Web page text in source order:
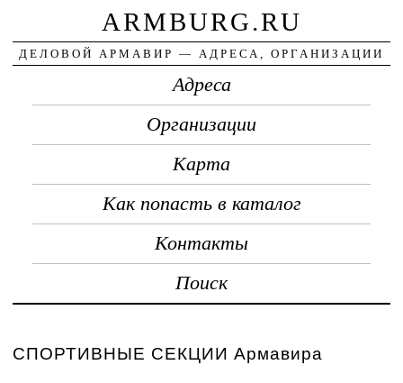
ARMBURG.RU
ДЕЛОВОЙ АРМАВИР — АДРЕСА, ОРГАНИЗАЦИИ
Адреса
Организации
Карта
Как попасть в каталог
Контакты
Поиск
СПОРТИВНЫЕ СЕКЦИИ Армавира